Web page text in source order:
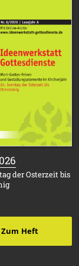
der Osterzeit bis
Zum Heft